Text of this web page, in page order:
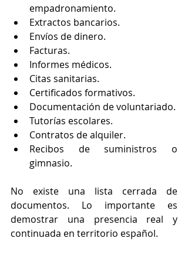
empadronamiento.
Extractos bancarios.
Envíos de dinero.
Facturas.
Informes médicos.
Citas sanitarias.
Certificados formativos.
Documentación de voluntariado.
Tutorías escolares.
Contratos de alquiler.
Recibos de suministros o
gimnasio.
No existe una lista cerrada de
documentos. Lo importante es
demostrar una presencia real y
continuada en territorio español.